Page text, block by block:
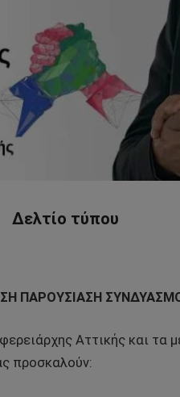
Δελτίο τύπου
ΠΑΡΟΥΣΙΑΣΗ
Αττικής και τα
προσκαλούν: